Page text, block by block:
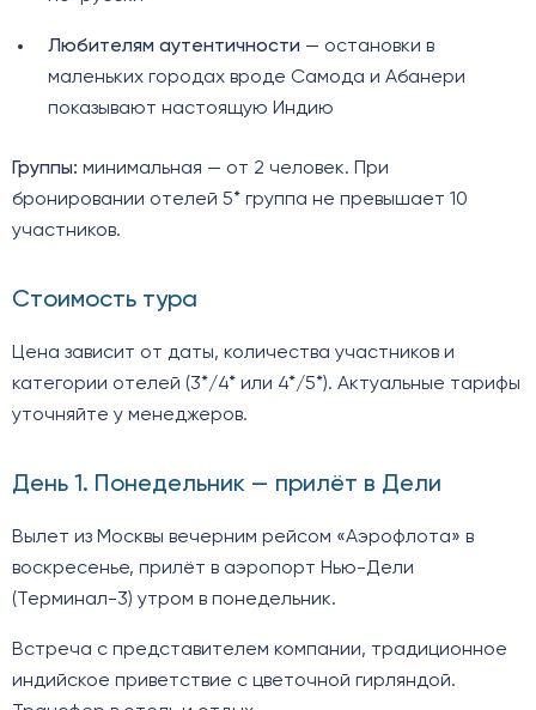
Любителям аутентичности — остановки в
маленьких городах вроде Самода и Абанери
показывают настоящую Индию
Группы: минимальная — от 2 человек. При
бронировании отелей 5* группа не превышает 10
участников.
Стоимость тура
Цена зависит от даты, количества участников и
категории отелей (3*/4* или 4*/5*). Актуальные тарифы
уточняйте у менеджеров.
День 1. Понедельник — прилёт в Дели
Вылет из Москвы вечерним рейсом «Аэрофлота» в
воскресенье, прилёт в аэропорт Нью-Дели
(Терминал-3) утром в понедельник.
Встреча с представителем компании, традиционное
индийское приветствие с цветочной гирляндой.